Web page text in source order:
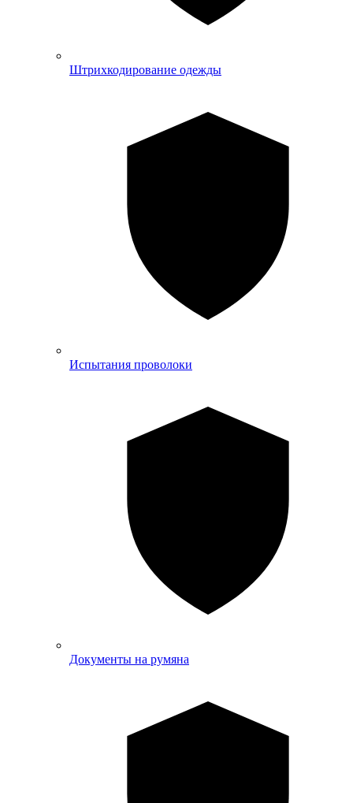
Штрихкодирование одежды
Испытания проволоки
Документы на румяна